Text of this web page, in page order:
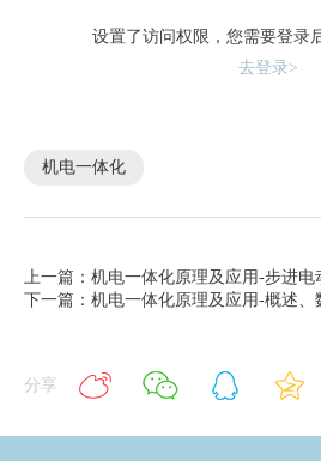
设置了访问权限，您需要登录
去登录>
机电一体化
上一篇：机电一体化原理及应用-步进
下一篇：机电一体化原理及应用-概述、
分享